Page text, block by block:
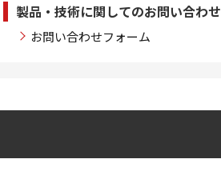
製品・技術に関してのお問い合わせ
お問い合わせフォーム